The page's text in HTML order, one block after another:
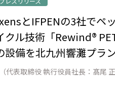
とIFPENの3社でペ
クル技術「Rewind®
設備を北九州響灘プラ